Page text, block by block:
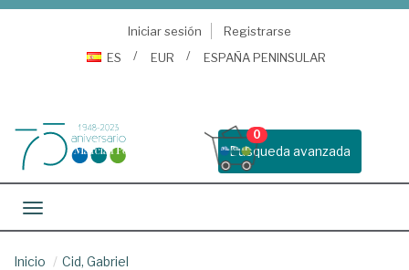
Iniciar sesión
Registrarse
ES
EUR ESPAÑA PENINSULAR
Busqueda avanzada
0
Toggle navigation
Inicio Cid, Gabriel